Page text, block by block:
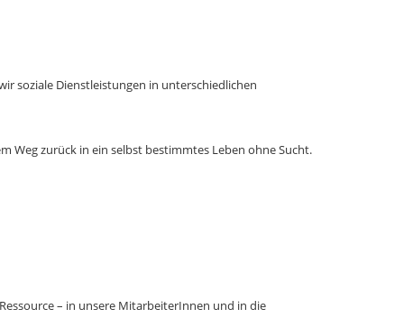
soziale Dienstleistungen in unterschiedlichen
Weg zurück in ein selbst bestimmtes Leben ohne Sucht.
– in unsere MitarbeiterInnen und in die